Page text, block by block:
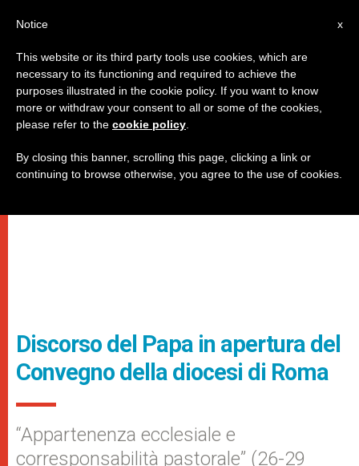
Discorso del Papa in apertura del
Convegno della diocesi di Roma
“Appartenenza ecclesiale e
corresponsabilità pastorale” (26-29
x
Notice
This website or its third party tools use cookies, which are
necessary to its functioning and required to achieve the
purposes illustrated in the cookie policy. If you want to know
more or withdraw your consent to all or some of the cookies,
please refer to the cookie policy
By closing this banner, scrolling this page, clicking a link or
continuing to browse otherwise, you agree to the use of cookies.